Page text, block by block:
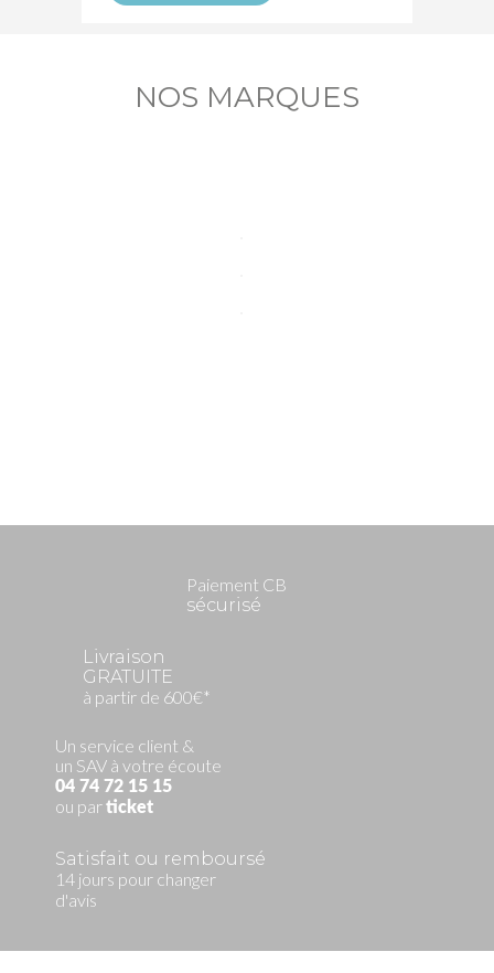
NOS MARQUES
Paiement CB
sécurisé
Livraison
GRATUITE
à partir de 600€*
Un service client &
un SAV à votre écoute
04 74 72 15 15
ou particket
Satisfait ou remboursé
14 jours pour changer
d'avis